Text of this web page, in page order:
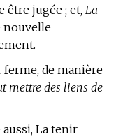
être jugée ; et, La
nouvelle
ferme, de manière
mettre des liens de
La tenir